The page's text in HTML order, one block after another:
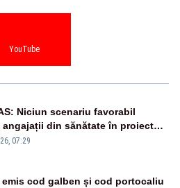
YouTube
Niciun scenariu favorabil
angajații din sănătate în proiectul
07:29
emis cod galben și cod portocaliu